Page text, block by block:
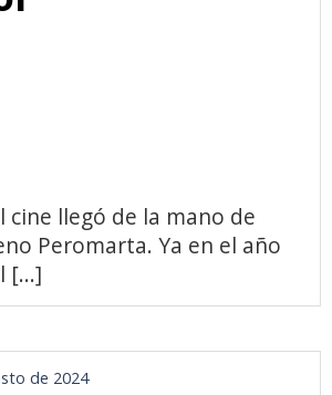
cine llegó de la mano de
Peromarta. Ya en el año
[...]
de 2024